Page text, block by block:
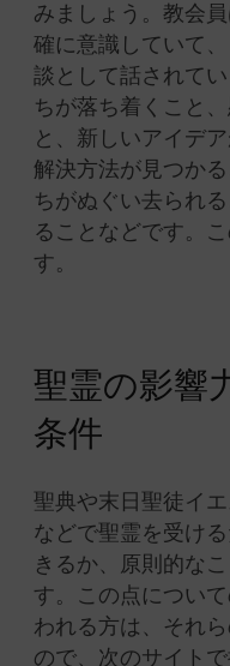
みましょう。教会
確に意識していて
談として話されて
ちが落ち着くこと
と、新しいアイデ
解決方法が見つか
ちがぬぐい去られ
ることなどです。
す。
聖霊の影響
条件
聖典や末日聖徒イ
などで聖霊を受け
きるか、原則的な
す。この点につい
われる方は、それ
ので、次のサイトで